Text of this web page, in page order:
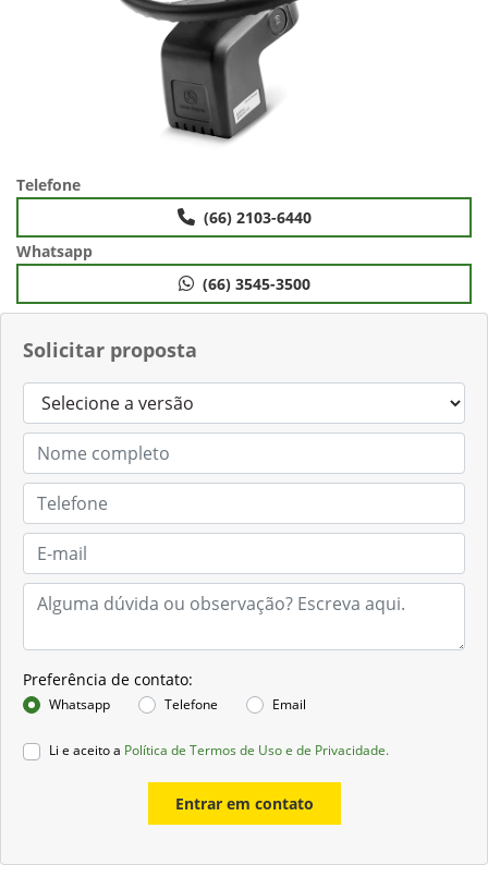
Solicitar proposta
Preferência de contato:
Whatsapp Telefone Email
Li e aceito a Política de Termos de Uso e de Privacidade.
Entrar em contato
Telefone
(66) 2103-6440
Whatsapp
(66) 3545-3500